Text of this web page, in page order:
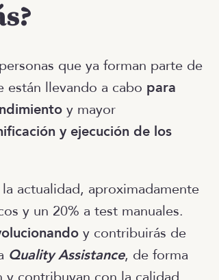
que ya forman parte de
están llevando a cabo para
y mayor
y ejecución de los
actualidad, aproximadamente
y un 20% a test manuales.
y contribuirás de
Quality Assistance, de forma